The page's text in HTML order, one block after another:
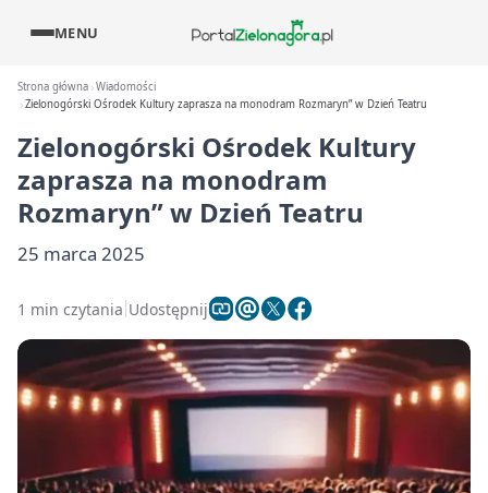
MENU
Strona główna Wiadomości
Zielonogórski Ośrodek Kultury zaprasza na monodram Rozmaryn” w Dzień Teatru
Zielonogórski Ośrodek Kultury
zaprasza na monodram
Rozmaryn” w Dzień Teatru
25 marca 2025
1 min czytania Udostępnij